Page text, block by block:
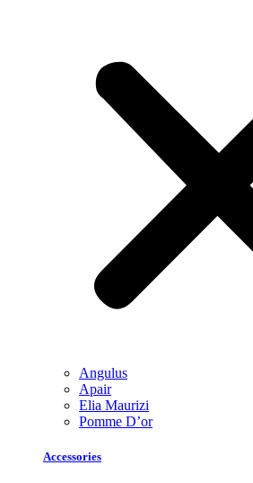
Angulus
Apair
Elia Maurizi
Pomme D’or
Accessories